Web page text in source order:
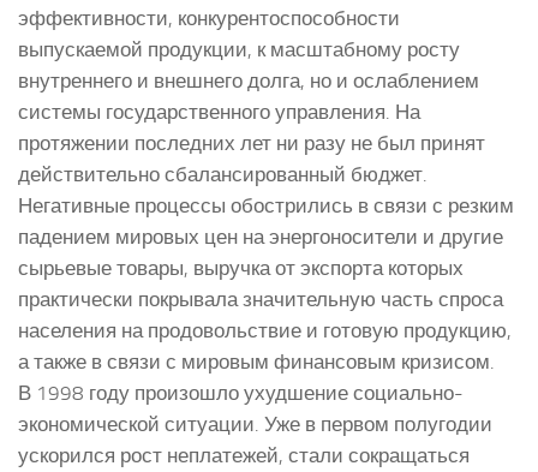
эффективности, конкурентоспособности
выпускаемой продукции, к масштабному росту
внутреннего и внешнего долга, но и ослаблением
системы государственного управления. На
протяжении последних лет ни разу не был принят
действительно сбалансированный бюджет.
Негативные процессы обострились в связи с резким
падением мировых цен на энергоносители и другие
сырьевые товары, выручка от экспорта которых
практически покрывала значительную часть спроса
населения на продовольствие и готовую продукцию,
а также в связи с мировым финансовым кризисом.
В 1998 году произошло ухудшение социально-
экономической ситуации. Уже в первом полугодии
ускорился рост неплатежей, стали сокращаться